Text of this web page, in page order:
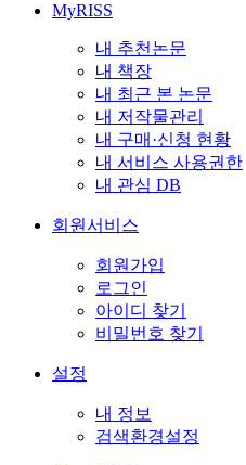
MyRISS
내 추천논문
내 책장
내 최근 본 논문
내 저작물관리
내 구매·신청 현황
내 서비스 사용권한
내 관심 DB
회원서비스
회원가입
로그인
아이디 찾기
비밀번호 찾기
설정
내 정보
검색환경설정